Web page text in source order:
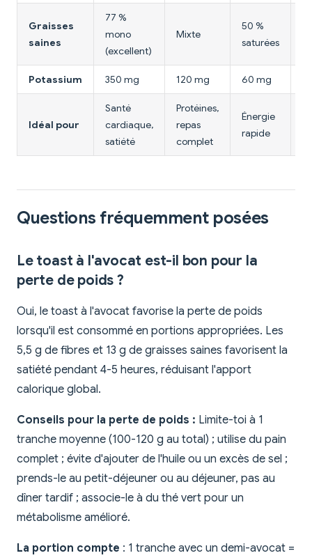
Graisses
saines
77 %
mono
(excellent)
Mixte
50 %
saturées
Potassium 350 mg 120 mg 60 mg
Idéal pour
Santé
cardiaque,
satiété
Protéines,
repas
complet
Énergie
rapide
Questions fréquemment posées
Le toast à l'avocat est-il bon pour la
perte de poids ?
Oui, le toast à l'avocat favorise la perte de poids
lorsqu'il est consommé en portions appropriées. Les
5,5 g de fibres et 13 g de graisses saines favorisent la
satiété pendant 4-5 heures, réduisant l'apport
calorique global.
Conseils pour la perte de poids : Limite-toi à 1
tranche moyenne (100-120 g au total) ; utilise du pain
complet ; évite d'ajouter de l'huile ou un excès de sel ;
prends-le au petit-déjeuner ou au déjeuner, pas au
dîner tardif ; associe-le à du thé vert pour un
métabolisme amélioré.
La portion compte : 1 tranche avec un demi-avocat =